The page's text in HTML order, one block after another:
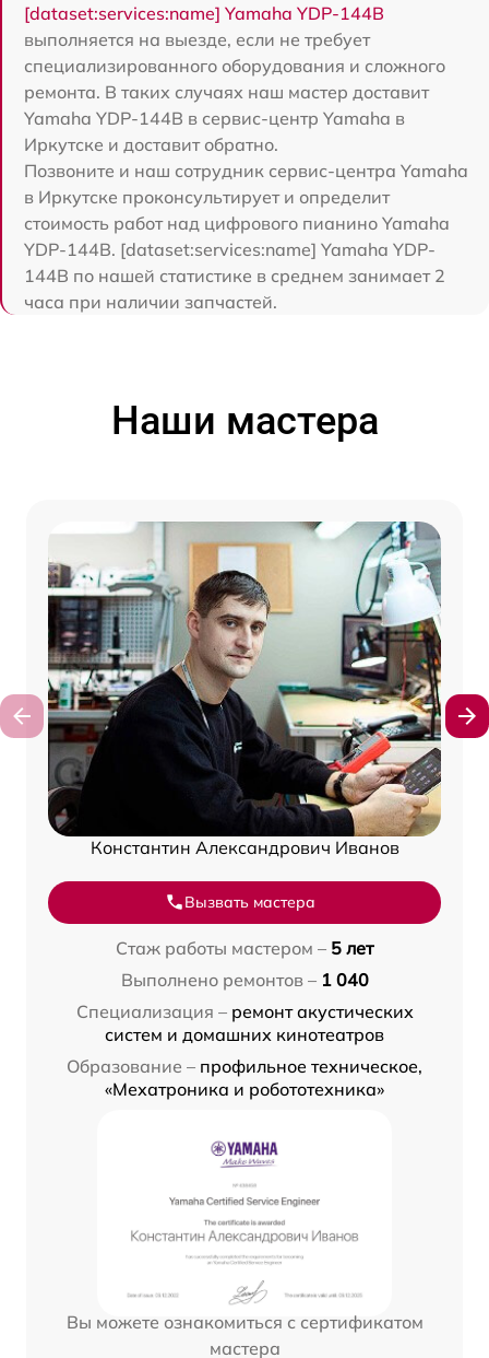
[dataset:services:name] Yamaha YDP-144B
выполняется на выезде, если не требует
специализированного оборудования и сложного
ремонта. В таких случаях наш мастер доставит
Yamaha YDP-144B в сервис-центр Yamaha в
Иркутске и доставит обратно.
Позвоните и наш сотрудник сервис-центра Yamaha
в Иркутске проконсультирует и определит
стоимость работ над цифрового пианино Yamaha
YDP-144B. [dataset:services:name] Yamaha YDP-
144B по нашей статистике в среднем занимает 2
часа при наличии запчастей.
Наши мастера
Константин Александрович Иванов
Вызвать мастера
Стаж работы мастером – 5 лет
Выполнено ремонтов – 1 040
Специализация – ремонт акустических
систем и домашних кинотеатров
Образование – профильное техническое,
«Мехатроника и робототехника»
Вы можете ознакомиться с сертификатом
мастера